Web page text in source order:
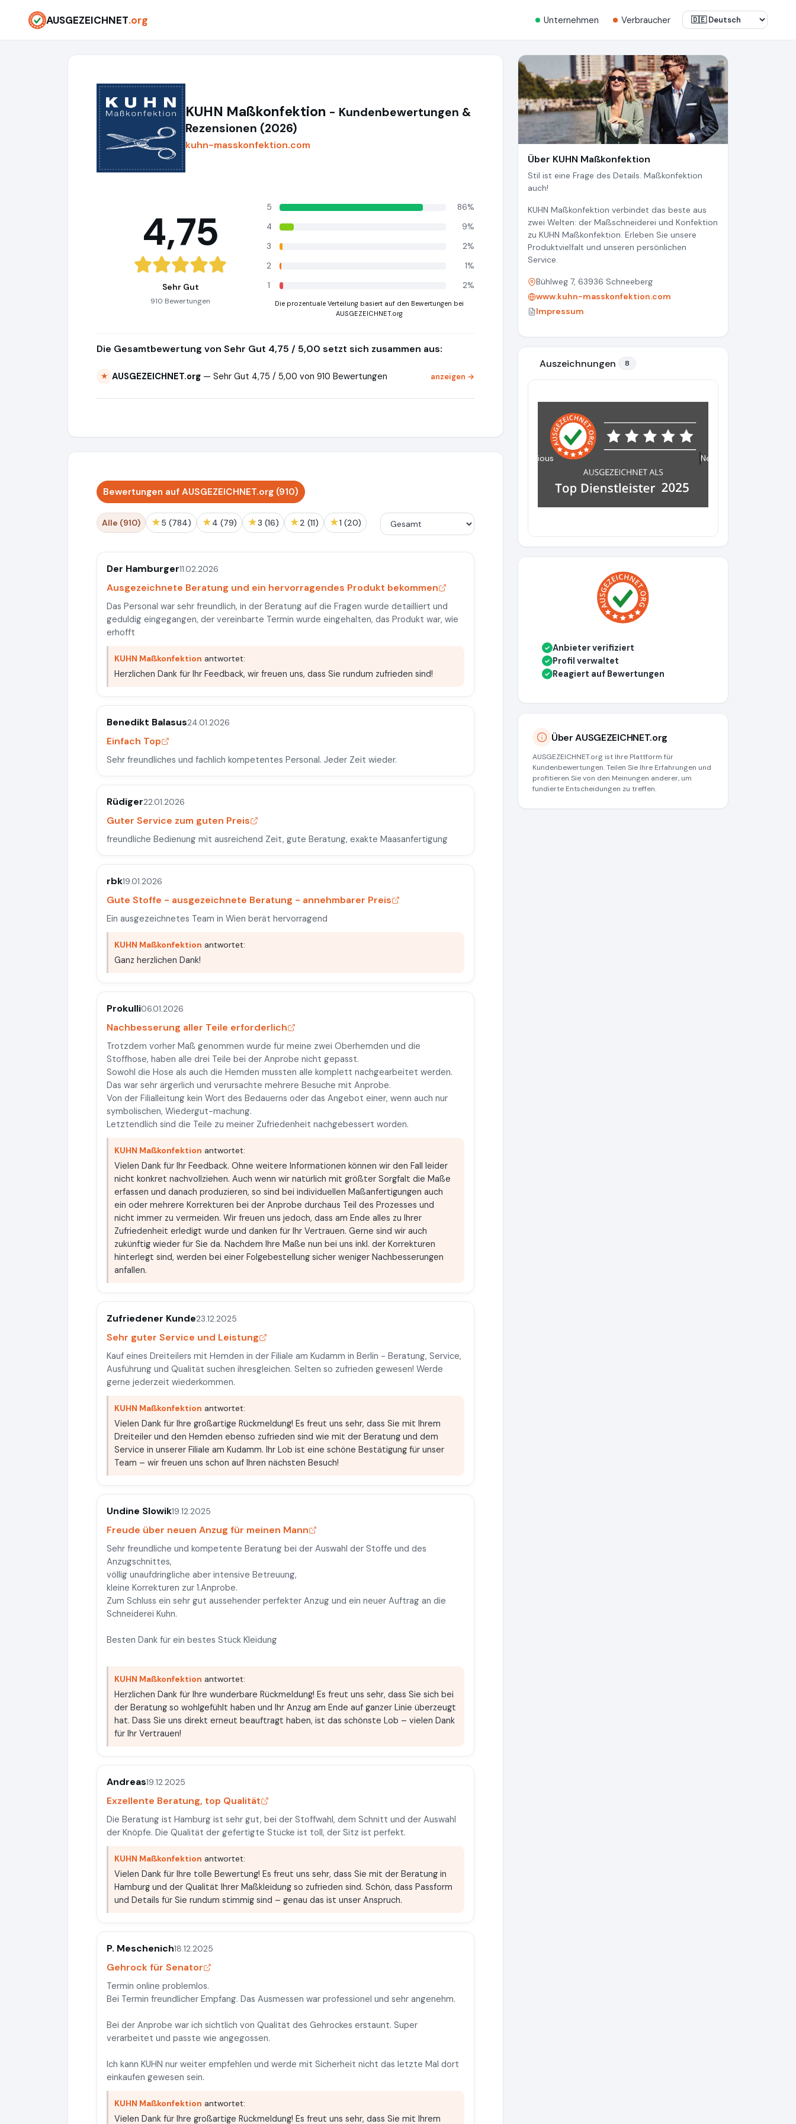
AUSGEZEICHNET.org Unternehmen Verbraucher
KUHN Maßkonfektion - Kundenbewertungen &
Rezensionen (2026)
kuhn-masskonfektion.com
4,75
Sehr Gut
910 Bewertungen
5
86%
4
9%
3
2%
2
1%
1
2%
Die prozentuale Verteilung basiert auf den Bewertungen bei
AUSGEZEICHNET.org
Die Gesamtbewertung von Sehr Gut 4,75 / 5,00 setzt sich zusammen aus:
★ AUSGEZEICHNET.org — Sehr Gut 4,75 / 5,00 von 910 Bewertungen anzeigen →
Bewertungen auf AUSGEZEICHNET.org (910)
Alle (910) ★ 5 (784) ★ 4 (79) ★ 3 (16) ★ 2 (11) ★ 1 (20)
Der Hamburger11.02.2026
Ausgezeichnete Beratung und ein hervorragendes Produkt bekommen
Das Personal war sehr freundlich, in der Beratung auf die Fragen wurde detailliert und
geduldig eingegangen, der vereinbarte Termin wurde eingehalten, das Produkt war, wie
erhofft
KUHN Maßkonfektion antwortet:
Herzlichen Dank für Ihr Feedback, wir freuen uns, dass Sie rundum zufrieden sind!
Benedikt Balasus24.01.2026
Einfach Top
Sehr freundliches und fachlich kompetentes Personal. Jeder Zeit wieder.
Rüdiger22.01.2026
Guter Service zum guten Preis
freundliche Bedienung mit ausreichend Zeit, gute Beratung, exakte Maasanfertigung
rbk19.01.2026
Gute Stoffe - ausgezeichnete Beratung - annehmbarer Preis
Ein ausgezeichnetes Team in Wien berät hervorragend
KUHN Maßkonfektion antwortet:
Ganz herzlichen Dank!
Prokulli06.01.2026
Nachbesserung aller Teile erforderlich
Trotzdem vorher Maß genommen wurde für meine zwei Oberhemden und die
Stoffhose, haben alle drei Teile bei der Anprobe nicht gepasst.
Sowohl die Hose als auch die Hemden mussten alle komplett nachgearbeitet werden.
Das war sehr ärgerlich und verursachte mehrere Besuche mit Anprobe.
Von der Filialleitung kein Wort des Bedauerns oder das Angebot einer, wenn auch nur
symbolischen, Wiedergut-machung.
Letztendlich sind die Teile zu meiner Zufriedenheit nachgebessert worden.
KUHN Maßkonfektion antwortet:
Vielen Dank für Ihr Feedback. Ohne weitere Informationen können wir den Fall leider
nicht konkret nachvollziehen. Auch wenn wir natürlich mit größter Sorgfalt die Maße
erfassen und danach produzieren, so sind bei individuellen Maßanfertigungen auch
ein oder mehrere Korrekturen bei der Anprobe durchaus Teil des Prozesses und
nicht immer zu vermeiden. Wir freuen uns jedoch, dass am Ende alles zu Ihrer
Zufriedenheit erledigt wurde und danken für Ihr Vertrauen. Gerne sind wir auch
zukünftig wieder für Sie da. Nachdem Ihre Maße nun bei uns inkl. der Korrekturen
hinterlegt sind, werden bei einer Folgebestellung sicher weniger Nachbesserungen
anfallen.
Zufriedener Kunde23.12.2025
Sehr guter Service und Leistung
Kauf eines Dreiteilers mit Hemden in der Filiale am Kudamm in Berlin - Beratung, Service,
Ausführung und Qualität suchen ihresgleichen. Selten so zufrieden gewesen! Werde
gerne jederzeit wiederkommen.
KUHN Maßkonfektion antwortet:
Vielen Dank für Ihre großartige Rückmeldung! Es freut uns sehr, dass Sie mit Ihrem
Dreiteiler und den Hemden ebenso zufrieden sind wie mit der Beratung und dem
Service in unserer Filiale am Kudamm. Ihr Lob ist eine schöne Bestätigung für unser
Team – wir freuen uns schon auf Ihren nächsten Besuch!
Undine Slowik19.12.2025
Freude über neuen Anzug für meinen Mann
Sehr freundliche und kompetente Beratung bei der Auswahl der Stoffe und des
Anzugschnittes,
völlig unaufdringliche aber intensive Betreuung,
kleine Korrekturen zur 1.Anprobe.
Zum Schluss ein sehr gut aussehender perfekter Anzug und ein neuer Auftrag an die
Schneiderei Kuhn.
Besten Dank für ein bestes Stück Kleidung
KUHN Maßkonfektion antwortet:
Herzlichen Dank für Ihre wunderbare Rückmeldung! Es freut uns sehr, dass Sie sich bei
der Beratung so wohlgefühlt haben und Ihr Anzug am Ende auf ganzer Linie überzeugt
hat. Dass Sie uns direkt erneut beauftragt haben, ist das schönste Lob – vielen Dank
für Ihr Vertrauen!
Andreas19.12.2025
Exzellente Beratung, top Qualität
Die Beratung ist Hamburg ist sehr gut, bei der Stoffwahl, dem Schnitt und der Auswahl
der Knöpfe. Die Qualität der gefertigte Stücke ist toll, der Sitz ist perfekt.
KUHN Maßkonfektion antwortet:
Vielen Dank für Ihre tolle Bewertung! Es freut uns sehr, dass Sie mit der Beratung in
Hamburg und der Qualität Ihrer Maßkleidung so zufrieden sind. Schön, dass Passform
und Details für Sie rundum stimmig sind – genau das ist unser Anspruch.
P. Meschenich18.12.2025
Gehrock für Senator
Termin online problemlos.
Bei Termin freundlicher Empfang. Das Ausmessen war professionel und sehr angenehm.
Bei der Anprobe war ich sichtlich von Qualität des Gehrockes erstaunt. Super
verarbeitet und passte wie angegossen.
Ich kann KUHN nur weiter empfehlen und werde mit Sicherheit nicht das letzte Mal dort
einkaufen gewesen sein.
KUHN Maßkonfektion antwortet:
Vielen Dank für Ihre großartige Rückmeldung! Es freut uns sehr, dass Sie mit Ihrem
Über KUHN Maßkonfektion
Stil ist eine Frage des Details. Maßkonfektion
auch!
KUHN Maßkonfektion verbindet das beste aus
zwei Welten: der Maßschneiderei und Konfektion
zu KUHN Maßkonfektion. Erleben Sie unsere
Produktvielfalt und unseren persönlichen
Service.
Bühlweg 7, 63936 Schneeberg
www.kuhn-masskonfektion.com
Impressum
Auszeichnungen 8
Previous Next
✓ Anbieter verifiziert
✓ Profil verwaltet
✓ Reagiert auf Bewertungen
Über AUSGEZEICHNET.org
AUSGEZEICHNET.org ist Ihre Plattform für
Kundenbewertungen. Teilen Sie Ihre Erfahrungen und
profitieren Sie von den Meinungen anderer, um
fundierte Entscheidungen zu treffen.